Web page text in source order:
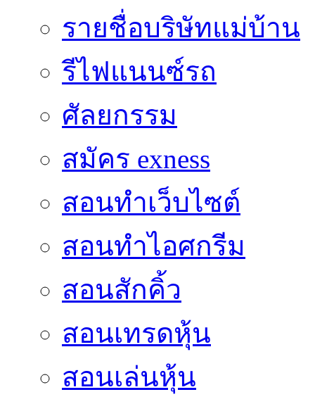
รายชื่อบริษัทแม่บ้าน
รีไฟแนนซ์รถ
ศัลยกรรม
สมัคร exness
สอนทำเว็บไซต์
สอนทำไอศกรีม
สอนสักคิ้ว
สอนเทรดหุ้น
สอนเล่นหุ้น